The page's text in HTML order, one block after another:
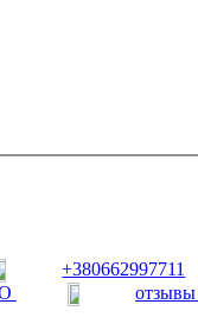
+380662997711